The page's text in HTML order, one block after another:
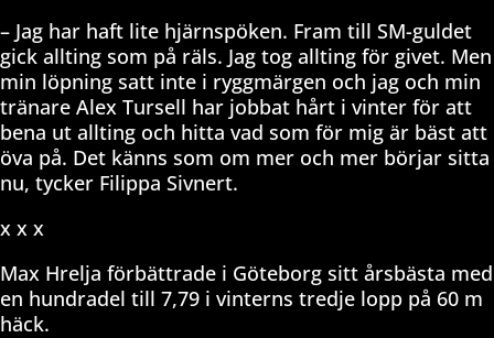
– Jag har haft lite hjärnspöken. Fram till SM-guldet
gick allting som på räls. Jag tog allting för givet. Men
min löpning satt inte i ryggmärgen och jag och min
tränare Alex Tursell har jobbat hårt i vinter för att
bena ut allting och hitta vad som för mig är bäst att
öva på. Det känns som om mer och mer börjar sitta
nu, tycker Filippa Sivnert.
x x x
Max Hrelja förbättrade i Göteborg sitt årsbästa med
en hundradel till 7,79 i vinterns tredje lopp på 60 m
häck.